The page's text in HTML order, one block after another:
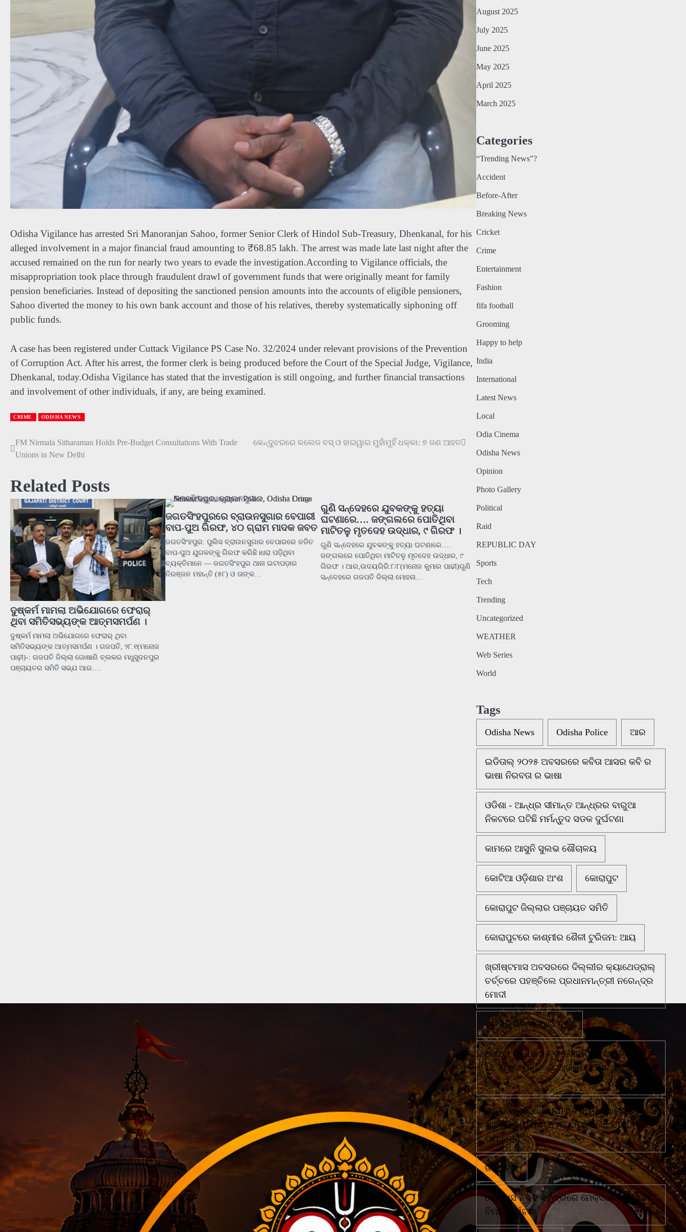
Odisha Vigilance has arrested Sri Manoranjan Sahoo, former Senior Clerk of Hindol Sub-Treasury, Dhenkanal, for his
alleged involvement in a major financial fraud amounting to ₹68.85 lakh. The arrest was made late last night after the
accused remained on the run for nearly two years to evade the investigation.According to Vigilance officials, the
misappropriation took place through fraudulent drawl of government funds that were originally meant for family
pension beneficiaries. Instead of depositing the sanctioned pension amounts into the accounts of eligible pensioners,
Sahoo diverted the money to his own bank account and those of his relatives, thereby systematically siphoning off
public funds.
A case has been registered under Cuttack Vigilance PS Case No. 32/2024 under relevant provisions of the Prevention
of Corruption Act. After his arrest, the former clerk is being produced before the Court of the Special Judge, Vigilance,
Dhenkanal, today.Odisha Vigilance has stated that the investigation is still ongoing, and further financial transactions
and involvement of other individuals, if any, are being examined.
CRIME ODISHA NEWS
Post
FM Nirmala Sitharaman Holds Pre-Budget Consultations With Trade
Unions in New Delhi
କେନ୍ଦୁଝରରେ କଲେଜ ବସ୍‌ ଓ ହାଇୱାର ମୁହାଁମୁହିଁ ଧକ୍କା: ୭ ଜଣ ଆହତ
Related Posts
ଦୁଷ୍କର୍ମ ମାମଲା ଅଭିଯୋଗରେ ଫେରାର୍
ଥିବା ସମିତିସଭ୍ୟଙ୍କ ଆତ୍ମସମର୍ପଣ ।
ଦୁଷ୍କର୍ମ ମାମଲା ଅଭିଯୋଗରେ ଫେରାର୍ ଥିବା
ସମିତିସଭ୍ୟଙ୍କ ଆତ୍ମସମର୍ପଣ । ଗଜପତି, ୨୮.୧(ମନୋଜ
ପାଢ଼ୀ)-: ଗଜପତି ଜିଲ୍ଲା ଗୋଷାଣି ବ୍ଲକର ମଧୁସୁଦନପୁର
ପଞ୍ଚାୟତର ସମିତି ସଭ୍ଯ ଆର.…
ଜଗତସିଂହପୁରରେ ବ୍ରାଉନସୁଗାର ବେପାରୀ
ବାପ-ପୁଅ ଗିରଫ, ୪୦ ଗ୍ରାମ ମାଦକ ଜବତ
ଜଗତସିଂହପୁର: ପୁଲିସ ବ୍ରାଉନସୁଗାର ବେପାରରେ ଜଡିତ
ବାପ-ପୁଅ ଯୁଗଳଙ୍କୁ ଗିରଫ କରିଛି।ଧରା ପଡ଼ିଥିବା
ବ୍ୟକ୍ତିମାନେ — ଜଗତସିଂହପୁର ଥାନା ଇଟାପଡ଼ାର
ନିରଞ୍ଜନ ମହାନ୍ତି (୫୮) ଓ ତାଙ୍କ…
ଗୁଣି ସନ୍ଦେହରେ ଯୁବକଙ୍କୁ ହତ୍ୟା
ଘଟଣାରେ…. ଜଙ୍ଗଲରେ ପୋତିଥିବା
ମାଟିତଳୁ ମୃତଦେହ ଉଦ୍ଧାର, ୯ ଗିରଫ ।
ଗୁଣି ସନ୍ଦେହରେ ଯୁବକଙ୍କୁ ହତ୍ୟା ଘଟଣାରେ….
ଜଙ୍ଗଲରେ ପୋତିଥିବା ମାଟିତଳୁ ମୃତଦେହ ଉଦ୍ଧାର, ୯
ଗିରଫ । ଆର,ଉଦୟଗିରି:୮/୮(ମନୋଜ କୁମାର ପାଢୀ)ଗୁଣି
ସନ୍ଦେହରେ ଗଜପତି ଜିଲ୍ଲା ମୋହନା…
August 2025
July 2025
June 2025
May 2025
April 2025
March 2025
Categories
“Trending News”?
Accident
Before-After
Breaking News
Cricket
Crime
Entertainment
Fashion
fifa football
Grooming
Happy to help
India
International
Latest News
Local
Odia Cinema
Odisha News
Opinion
Photo Gallery
Political
Raid
REPUBLIC DAY
Sports
Tech
Trending
Uncategorized
WEATHER
Web Series
World
Tags
Odisha News Odisha Police ଆର
ଇଡିତାଲ୍ ୨୦୨୫ ଅବସରରେ କବିତା ଆସର କବି ର
ଭାଷା ନିରବତା ର ଭାଷା
ଓଡିଶା - ଆନ୍ଧ୍ର ସୀମାନ୍ତ ଆନ୍ଧ୍ରର ବାରୁଆ
ନିକଟରେ ଘଟିଛି ମର୍ମନ୍ତୁଦ ସଡକ ଦୁର୍ଘଟଣା
କାମରେ ଆସୁନି ସୁଲଭ ଶୌଚାଳୟ
କୋଟିଆ ଓଡ଼ିଶାର ଅଂଶ କୋରାପୁଟ
କୋରାପୁଟ ଜିଲ୍ଲାର ପଞ୍ଚାୟତ ସମିତି
କୋରାପୁଟରେ କାଶ୍ମୀର ଶୈଳୀ ଟୁରିଜମ: ଆୟ
ଖ୍ରୀଷ୍ଟମାସ ଅବସରରେ ଦିଲ୍ଲୀର କ୍ୟାଥେଡ୍ରାଲ୍
ଚର୍ଚ୍ଚରେ ପହଞ୍ଚିଲେ ପ୍ରଧାନମନ୍ତ୍ରୀ ନରେନ୍ଦ୍ର
ମୋଦୀ
ଗଜପତି ଜିଲ୍ଲା ପାଇଁ ଦୁଃଖ
ଗାଇବା ଗ୍ରାମରେ ଦୁଇ ଗୋଷ୍ଠୀ ମୁହାଁ ମୁହିଁରାତି
12.30 ରେ ପହଁଚିଲେ ଆରକ୍ଷୀ ଅଧିକ୍ଷକ ଏବଂ ଏସ
ଡି ପି ଓ
ଛାତ୍ର ମୃତ୍ୟୁ ପାଇଁ KIIT ବିଶ୍ୱବିଦ୍ୟାଳୟର
'ଅବୈଧ କାର୍ଯ୍ୟକଳାପ'କୁ ଦାୟୀ କରିଛି UGC
ପ୍ୟାନେଲ
ଜଣେ ମୃତ
ଟେକ୍ସାସ ନିକଟ ସମୁଦ୍ରରେ ମେକ୍ସିକୋ ନୌସେନା
ବିମାନ ଦୁର୍ଘଟଣା